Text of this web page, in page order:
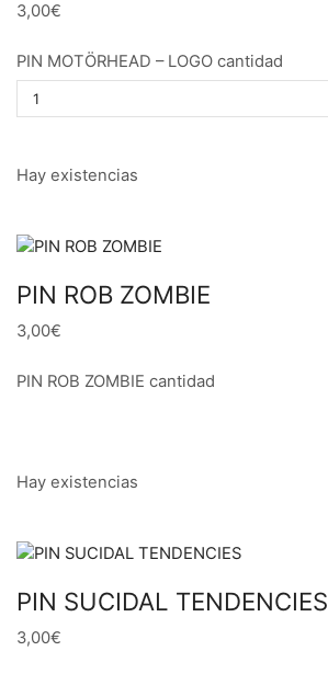
3,00€
PIN MOTÖRHEAD – LOGO cantidad
Hay existencias
PIN ROB ZOMBIE
3,00€
PIN ROB ZOMBIE cantidad
Hay existencias
PIN SUCIDAL TENDENCIES
3,00€